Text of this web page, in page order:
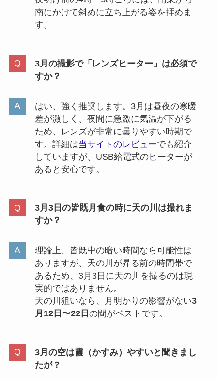
南にかけて斜めに立ち上がる姿を拝めま
す。
3月の撮影で「レンズヒーター」は必須で
すか？
はい、強く推奨します。3月は昼夜の寒暖
差が激しく、夜間に急激に気温が下がる
ため、レンズが非常に曇りやすい時期で
す。詳細は当サイトのレビューでも紹介
していますが、USB給電式のヒーターが
あると安心です。
3月3日の皆既月食の時に天の川は撮れま
すか？
理論上、皆既中の暗い時間なら可能性は
ありますが、天の川が昇る前の時間帯で
あるため、3月3日に天の川を撮るのは現
実的ではありません。
天の川狙いなら、月明かりの影響がない3
月12日〜22日 の間がベストです。
3月の空は霞（かすみ）やすいと聞きまし
たが？